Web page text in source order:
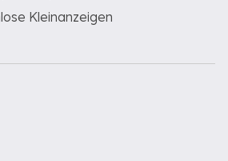
Kleinanzeigen